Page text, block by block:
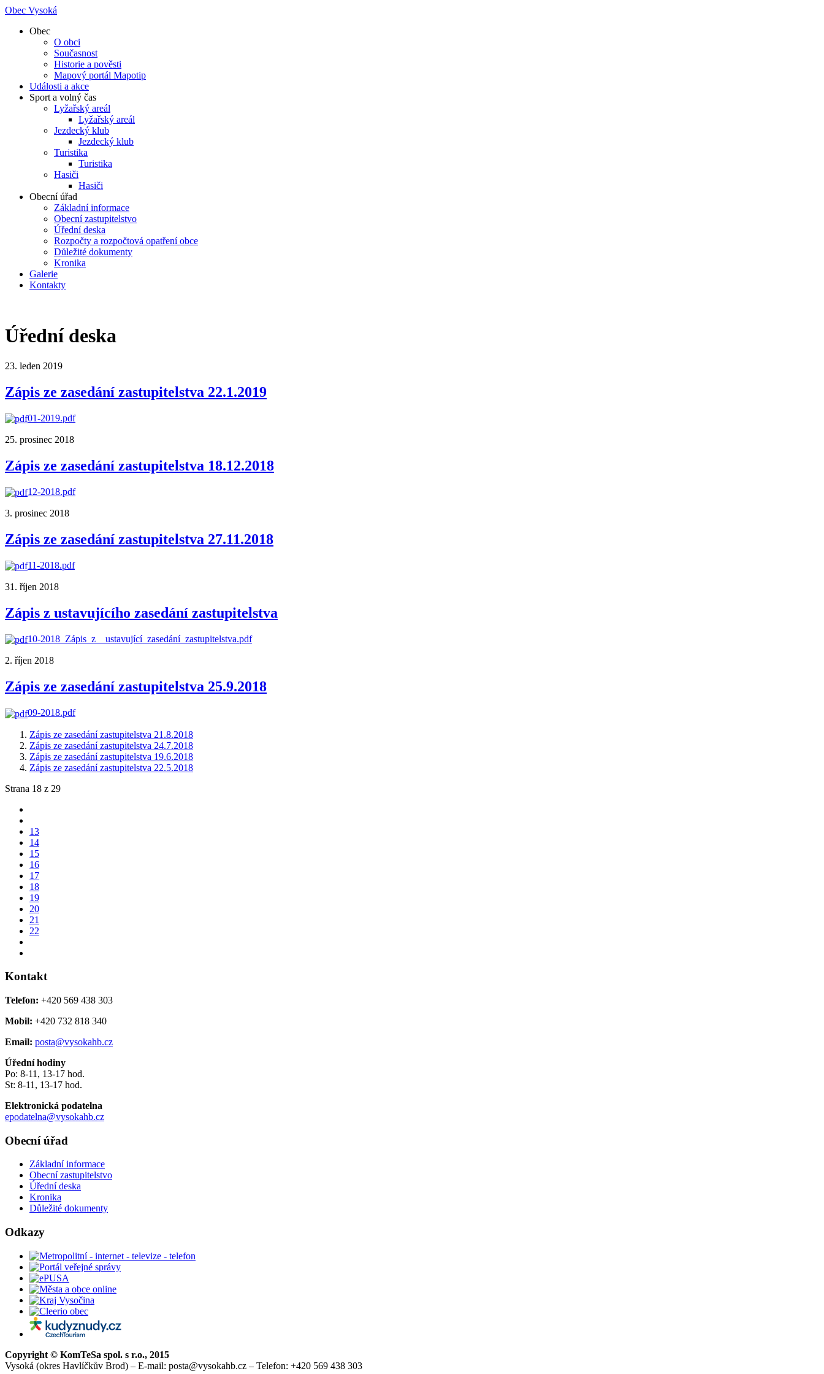
Obec Vysoká
Obec
O obci
Současnost
Historie a pověsti
Mapový portál Mapotip
Události a akce
Sport a volný čas
Lyžařský areál
Lyžařský areál
Jezdecký klub
Jezdecký klub
Turistika
Turistika
Hasiči
Hasiči
Obecní úřad
Základní informace
Obecní zastupitelstvo
Úřední deska
Rozpočty a rozpočtová opatření obce
Důležité dokumenty
Kronika
Galerie
Kontakty
Úřední deska
23. leden 2019
Zápis ze zasedání zastupitelstva 22.1.2019
01-2019.pdf
25. prosinec 2018
Zápis ze zasedání zastupitelstva 18.12.2018
12-2018.pdf
3. prosinec 2018
Zápis ze zasedání zastupitelstva 27.11.2018
11-2018.pdf
31. říjen 2018
Zápis z ustavujícího zasedání zastupitelstva
10-2018_Zápis_z__ustavující_zasedání_zastupitelstva.pdf
2. říjen 2018
Zápis ze zasedání zastupitelstva 25.9.2018
09-2018.pdf
Zápis ze zasedání zastupitelstva 21.8.2018
Zápis ze zasedání zastupitelstva 24.7.2018
Zápis ze zasedání zastupitelstva 19.6.2018
Zápis ze zasedání zastupitelstva 22.5.2018
Strana 18 z 29
13
14
15
16
17
18
19
20
21
22
Kontakt
Telefon: +420 569 438 303
Mobil: +420 732 818 340
Email: posta@vysokahb.cz
Úřední hodiny
Po: 8-11, 13-17 hod.
St: 8-11, 13-17 hod.
Elektronická podatelna
epodatelna@vysokahb.cz
Obecní úřad
Základní informace
Obecní zastupitelstvo
Úřední deska
Kronika
Důležité dokumenty
Odkazy
Copyright © KomTeSa spol. s r.o., 2015
Vysoká (okres Havlíčkův Brod) – E-mail: posta@vysokahb.cz – Telefon: +420 569 438 303